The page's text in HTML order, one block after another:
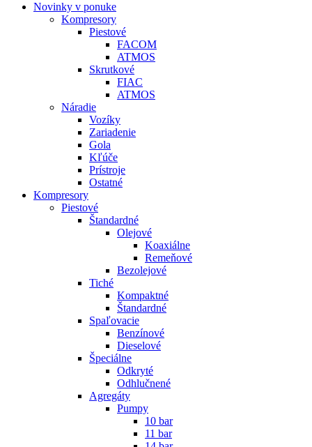
Novinky v ponuke
Kompresory
Piestové
FACOM
ATMOS
Skrutkové
FIAC
ATMOS
Náradie
Vozíky
Zariadenie
Gola
Kľúče
Prístroje
Ostatné
Kompresory
Piestové
Štandardné
Olejové
Koaxiálne
Remeňové
Bezolejové
Tiché
Kompaktné
Štandardné
Spaľovacie
Benzínové
Dieselové
Špeciálne
Odkryté
Odhlučnené
Agregáty
Pumpy
10 bar
11 bar